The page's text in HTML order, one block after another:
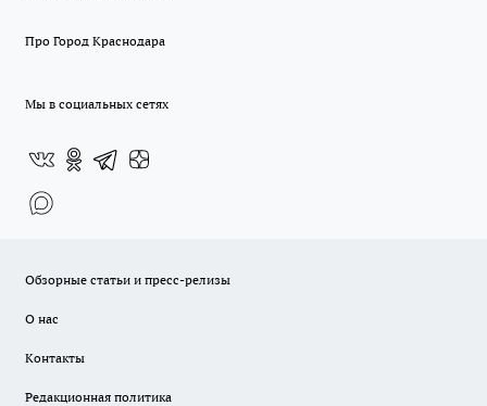
Про Город Краснодара
Мы в социальных сетях
Обзорные статьи и пресс-релизы
О нас
Контакты
Редакционная политика